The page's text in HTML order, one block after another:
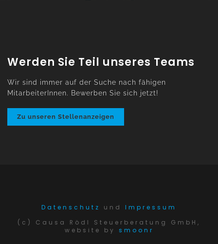
Werden Sie Teil unseres Teams
Wir sind immer auf der Suche nach fähigen
MitarbeiterInnen. Bewerben Sie sich jetzt!
Zu unseren Stellenanzeigen
Datenschutz und Impressum
(c) Causa Rödl Steuerberatung GmbH,
website by smoonr